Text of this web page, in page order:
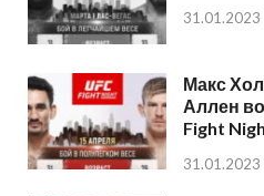
31.01.2023
Макс
Аллен
Fight
31.01.2023